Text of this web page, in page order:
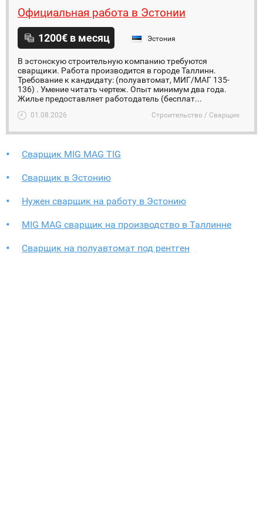
Официальная работа в Эстонии
1200€ в месяц Эстония
В эстонскую строительную компанию требуются
сварщики. Работа производится в городе Таллинн.
Требование к кандидату: (полуавтомат, МИГ/МАГ 135-
136) . Умение читать чертеж. Опыт минимум два года.
Жилье предоставляет работодатель (бесплат...
01.08.2026 Строительство / Сварщик
Сварщик MIG MAG TIG
Сварщик в Эстонию
Нужен сварщик на работу в Эстонию
MIG MAG сварщик на производство в Таллинне
Cварщик на полуавтомат под рентген